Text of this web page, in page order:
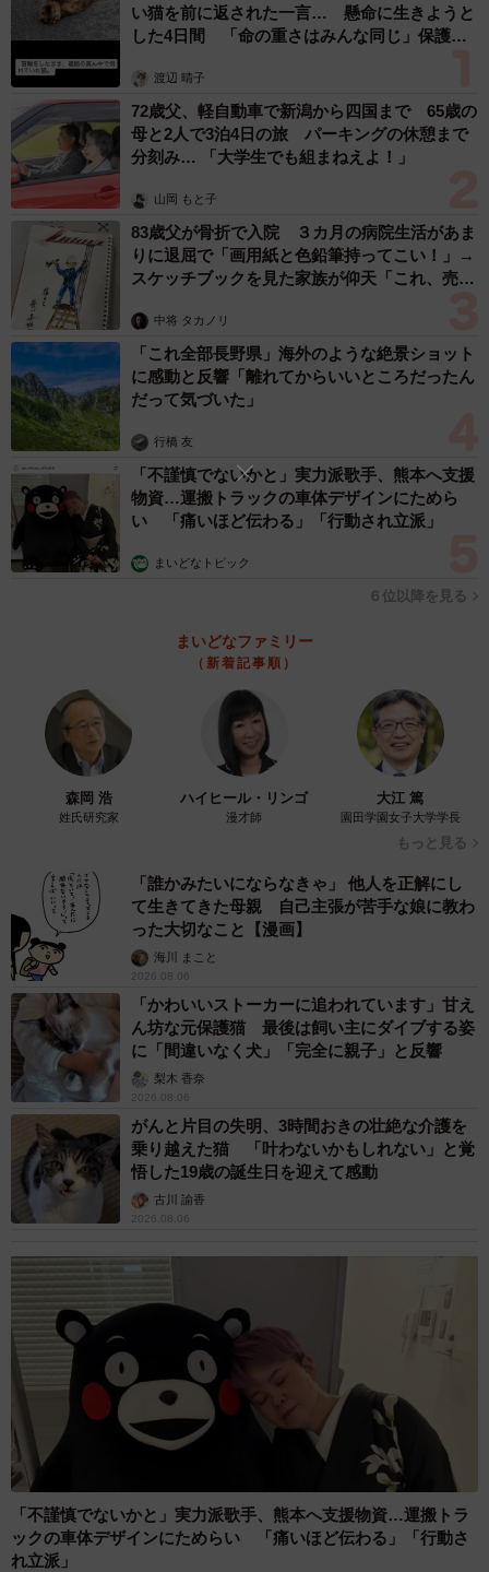
い猫を前に返された一言… 懸命に生きようと
した4日間 「命の重さはみんな同じ」保護団
渡辺 晴子
72歳父、軽自動車で新潟から四国まで 65歳の
母と2人で3泊4日の旅 パーキングの休憩まで
分刻み… 「大学生でも組まねえよ！」
山岡 もと子
83歳父が骨折で入院 ３カ月の病院生活があま
りに退屈で「画用紙と色鉛筆持ってこい！」→
スケッチブックを見た家族が仰天「これ、売れ
中将 タカノリ
「これ全部長野県」海外のような絶景ショット
に感動と反響「離れてからいいところだったん
だって気づいた」
行橋 友
「不謹慎でないかと」実力派歌手、熊本へ支援
物資…運搬トラックの車体デザインにためら
い 「痛いほど伝わる」「行動され立派」
まいどなトピック
６位以降を見る
まいどなファミリー
（新着記事順）
森岡 浩
姓氏研究家
ハイヒール・リンゴ
漫才師
大江 篤
園田学園女子大学学長
もっと見る
「誰かみたいにならなきゃ」 他人を正解にし
て生きてきた母親 自己主張が苦手な娘に教わ
った大切なこと【漫画】
海川 まこと
2026.08.06
「かわいいストーカーに追われています」甘え
ん坊な元保護猫 最後は飼い主にダイブする姿
に「間違いなく犬」「完全に親子」と反響
梨木 香奈
2026.08.06
がんと片目の失明、3時間おきの壮絶な介護を
乗り越えた猫 「叶わないかもしれない」と覚
悟した19歳の誕生日を迎えて感動
古川 諭香
2026.08.06
「不謹慎でないかと」実力派歌手、熊本へ支援物資…運搬トラ
ックの車体デザインにためらい 「痛いほど伝わる」「行動さ
れ立派」